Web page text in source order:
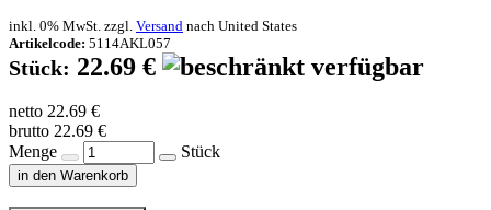
inkl. 0% MwSt. zzgl. Versand nach United States
Artikelcode: 5114AKL057
Stück: 22.69 €
netto 22.69 €
brutto 22.69 €
Menge
Stück
in den Warenkorb